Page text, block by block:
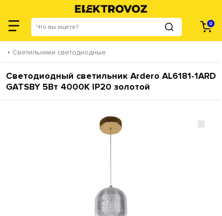
0
Светильники светодиодные
Светодиодный светильник Ardero AL6181-1ARD
GATSBY 5Вт 4000К IP20 золотой